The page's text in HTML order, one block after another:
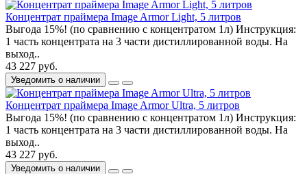
Концентрат праймера Image Armor Light, 5 литров
Выгода 15%! (по сравнению с концентратом 1л) Инструкция:
1 часть концентрата на 3 части дистиллированной воды. На
выход..
43 227 руб.
Уведомить о наличии
Концентрат праймера Image Armor Ultra, 5 литров
Выгода 15%! (по сравнению с концентратом 1л) Инструкция:
1 часть концентрата на 3 части дистиллированной воды. На
выход..
43 227 руб.
Уведомить о наличии